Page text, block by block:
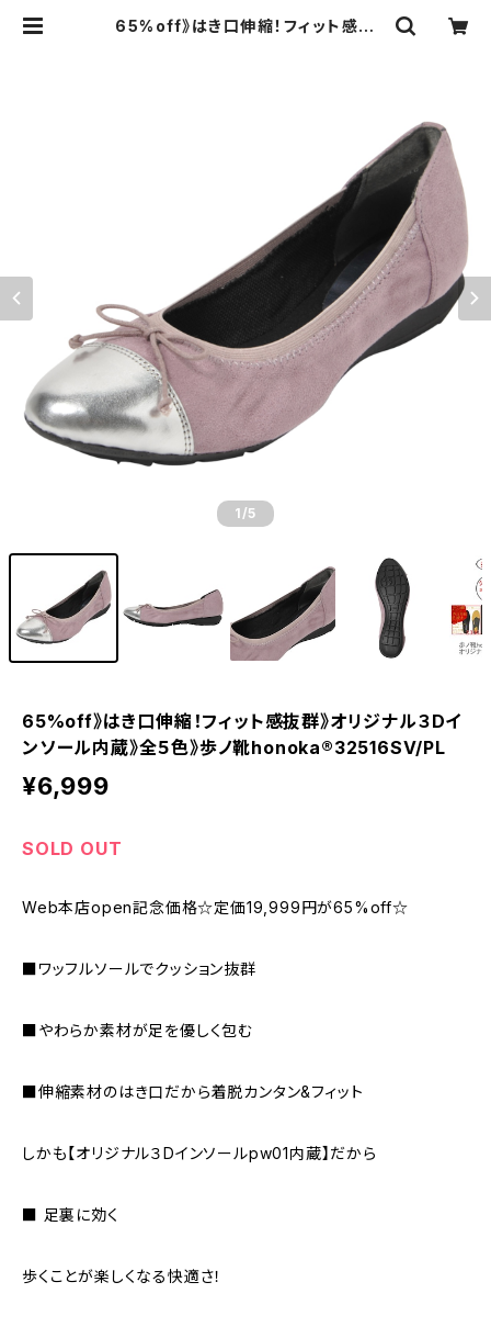
65%off》はき口伸縮！フィット感抜
1 /5
65%off》はき口伸縮！フィット感抜群》オリジナル３Dイ
ンソール内蔵》全５色》歩ノ靴honoka®32516SV/PL
¥6,999
SOLD OUT
Web本店open記念価格☆定価19,999円が65%off☆
■ワッフルソールでクッション抜群
■やわらか素材が足を優しく包む
■伸縮素材のはき口だから着脱カンタン&フィット
しかも【オリジナル３Dインソールpw01内蔵】だから
■ 足裏に効く
歩くことが楽しくなる快適さ！